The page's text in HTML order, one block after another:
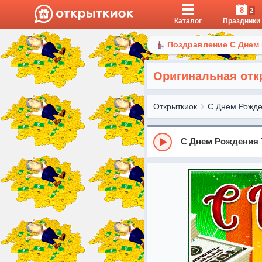
Каталог
8 2
Праздники
Поздравление С
Оригинальная
Открыткиок С Днем
С Днем Рождения